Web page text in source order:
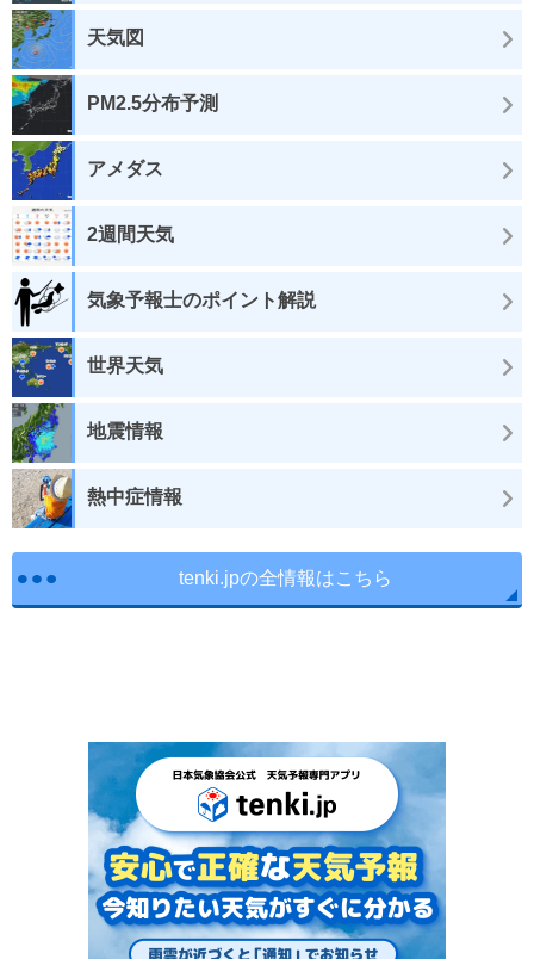
天気図
PM2.5分布予測
アメダス
2週間天気
気象予報士のポイント解説
世界天気
地震情報
熱中症情報
tenki.jpの全情報はこちら